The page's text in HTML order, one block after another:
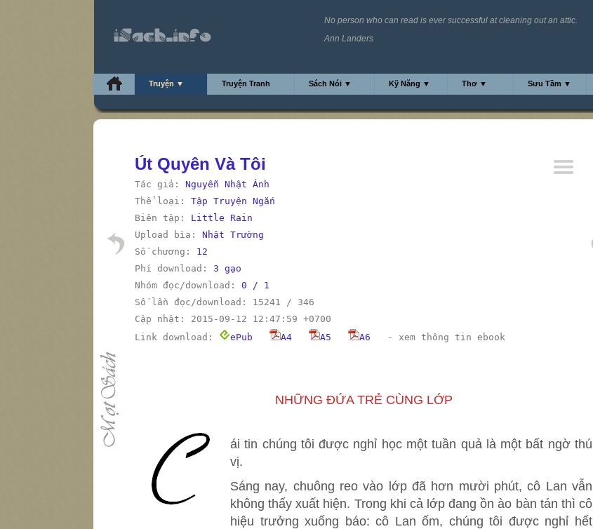
No person who can read is ever successful at cleaning out an attic.
Ann Landers
Truyện ▼ Truyện Tranh Sách Nói ▼ Kỹ Năng ▼ Thơ ▼ Sưu Tầm ▼
Út Quyên Và Tôi
Tác giả: Nguyễn Nhật Ánh
Thể loại: Tập Truyện Ngắn
Biên tập: Little Rain
Upload bìa: Nhật Trường
Số chương: 12
Phí download: 3 gạo
Nhóm đọc/download: 0 / 1
Số lần đọc/download: 15241 / 346
Cập nhật: 2015-09-12 12:47:59 +0700
Link download:
ePub A4 A5 A6 - xem thông tin ebook
NHỮNG ĐỨA TRẺ CÙNG LỚP
ái tin chúng tôi được nghỉ học một tuần quả là một bất ngờ thú
vị.
Sáng nay, chuông reo vào lớp đã hơn mười phút, cô Lan vẫn
không thấy xuất hiện. Trong khi cả lớp đang ồn ào bàn tán thì cô
hiệu trưởng xuống báo: cô Lan ốm, chúng tôi được nghỉ hết